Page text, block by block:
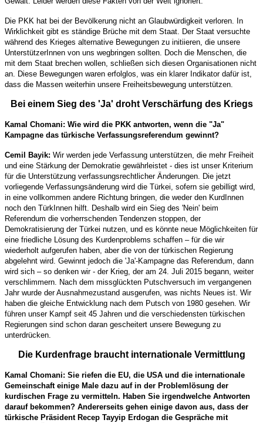
Die PKK hat bei der Bevölkerung nicht an Glaubwürdigkeit verloren. In
Wirklichkeit gibt es ständige Brüche mit dem Staat. Der Staat versuchte
während des Krieges alternative Bewegungen zu initiieren, die unsere
UnterstützerInnen von uns wegbringen sollten. Doch die Menschen, die
mit dem Staat brechen wollen, schließen sich diesen Organisationen nicht
an. Diese Bewegungen waren erfolglos, was ein klarer Indikator dafür ist,
dass die Massen weiterhin unsere Freiheitsbewegung unterstützen.
Bei einem Sieg des 'Ja' droht Verschärfung des Kriegs
Kamal Chomani: Wie wird die PKK antworten, wenn die "Ja"
Kampagne das türkische Verfassungsreferendum gewinnt?
Cemil Bayik: Wir werden jede Verfassung unterstützen, die mehr Freiheit
und eine Stärkung der Demokratie gewährleistet - dies ist unser Kriterium
für die Unterstützung verfassungsrechtlicher Änderungen. Die jetzt
vorliegende Verfassungsänderung wird die Türkei, sofern sie gebilligt wird,
in eine vollkommen andere Richtung bringen, die weder den KurdInnen
noch den TürkInnen hilft. Deshalb wird ein Sieg des 'Nein' beim
Referendum die vorherrschenden Tendenzen stoppen, der
Demokratisierung der Türkei nutzen, und es könnte neue Möglichkeiten für
eine friedliche Lösung des Kurdenproblems schaffen – für die wir
wiederholt aufgerufen haben, aber die von der türkischen Regierung
abgelehnt wird. Gewinnt jedoch die 'Ja'-Kampagne das Referendum, dann
wird sich – so denken wir - der Krieg, der am 24. Juli 2015 begann, weiter
verschlimmern. Nach dem missglückten Putschversuch im vergangenen
Jahr wurde der Ausnahmezustand ausgerufen, was nichts Neues ist. Wir
haben die gleiche Entwicklung nach dem Putsch von 1980 gesehen. Wir
führen unser Kampf seit 45 Jahren und die verschiedensten türkischen
Regierungen sind schon daran gescheitert unsere Bewegung zu
unterdrücken.
Die Kurdenfrage braucht internationale Vermittlung
Kamal Chomani: Sie riefen die EU, die USA und die internationale
Gemeinschaft einige Male dazu auf in der Problemlösung der
kurdischen Frage zu vermitteln. Haben Sie irgendwelche Antworten
darauf bekommen? Andererseits gehen einige davon aus, dass der
türkische Präsident Recep Tayyip Erdogan die Gespräche mit